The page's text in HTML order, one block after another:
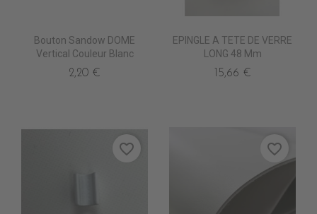
Bouton Sandow DOME
Vertical Couleur Blanc
2,20 €
EPINGLE A TETE DE VERRE
LONG 48 Mm
15,66 €
favorite_border favorite_border